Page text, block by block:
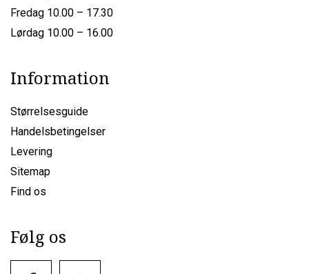
Fredag 10.00 – 17.30
Lørdag 10.00 – 16.00
Information
Størrelsesguide
Handelsbetingelser
Levering
Sitemap
Find os
Følg os